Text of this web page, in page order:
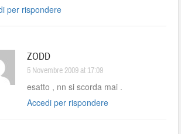
per rispondere
ZODD
5 Novembre 2009 at 17:09
esatto , nn si scorda mai .
Accedi per rispondere